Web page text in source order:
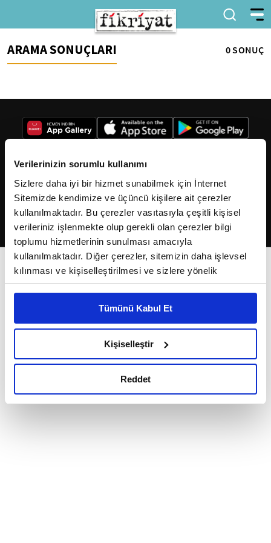
Verilerinizin sorumlu kullanımı
Sizlere daha iyi bir hizmet sunabilmek için İnternet
Sitemizde kendimize ve üçüncü kişilere ait çerezler
kullanılmaktadır. Bu çerezler vasıtasıyla çeşitli kişisel
verileriniz işlenmekte olup gerekli olan çerezler bilgi
toplumu hizmetlerinin sunulması amacıyla
kullanılmaktadır. Diğer çerezler, sitemizin daha işlevsel
kılınması ve kişiselleştirilmesi ve sizlere yönelik
reklam/pazarlama faaliyetlerinin yapılması, amaçlarıyla
Çerezlere ilişkin tercihlerinizi çerez paneli vasıtasıyla
belirleyebilirsiniz. Çerezlere ilişkin detaylı bilgi için
Ayarlar butonuna tıklayabilir,Çerez Bilgilendirme
Metnimizi ziyaret edebilirsiniz.
okumak ve sitemizi ziyaretiniz kapsamında
Tümünü Kabul Et
Kişiselleştir
Reddet
ARAMA SONUÇLARI 0 SONUÇ
2026Fikriyat. Tüm hakları saklıdır.